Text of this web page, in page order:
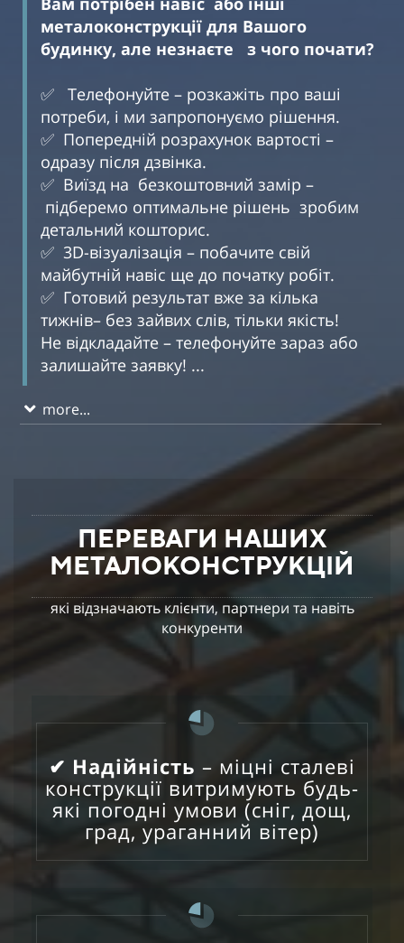
металоконструкції для Вашого
будинку, але незнаєте з чого почати?
✅ Телефонуйте – розкажіть про ваші
потреби, і ми запропонуємо рішення.
✅ Попередній розрахунок вартості –
одразу після дзвінка.
✅ Виїзд на безкоштовний замір –
підберемо оптимальне рішень зробим
детальний кошторис.
✅ 3D-візуалізація – побачите свій
майбутній навіс ще до початку робіт.
✅ Готовий результат вже за кілька
тижнів– без зайвих слів, тільки якість!
Не відкладайте – телефонуйте зараз або
залишайте заявку! ...
more...
ПЕРЕВАГИ НАШИХ
МЕТАЛОКОНСТРУКЦІЙ
які відзначають клієнти, партнери та навіть
конкуренти
✔ Надійність – міцні сталеві
конструкції витримують будь-
які погодні умови (сніг, дощ,
град, ураганний вітер)